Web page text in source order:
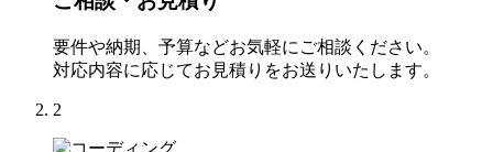
要件や納期、予算などお気軽にご相談ください。
対応内容に応じてお見積りをお送りいたします。
2